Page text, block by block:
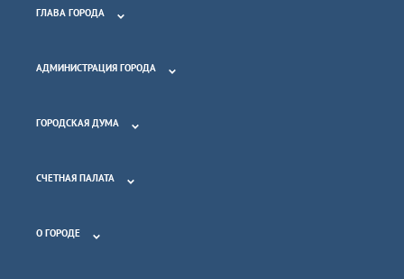
ГЛАВА ГОРОДА
АДМИНИСТРАЦИЯ ГОРОДА
ГОРОДСКАЯ ДУМА
СЧЕТНАЯ ПАЛАТА
О ГОРОДЕ